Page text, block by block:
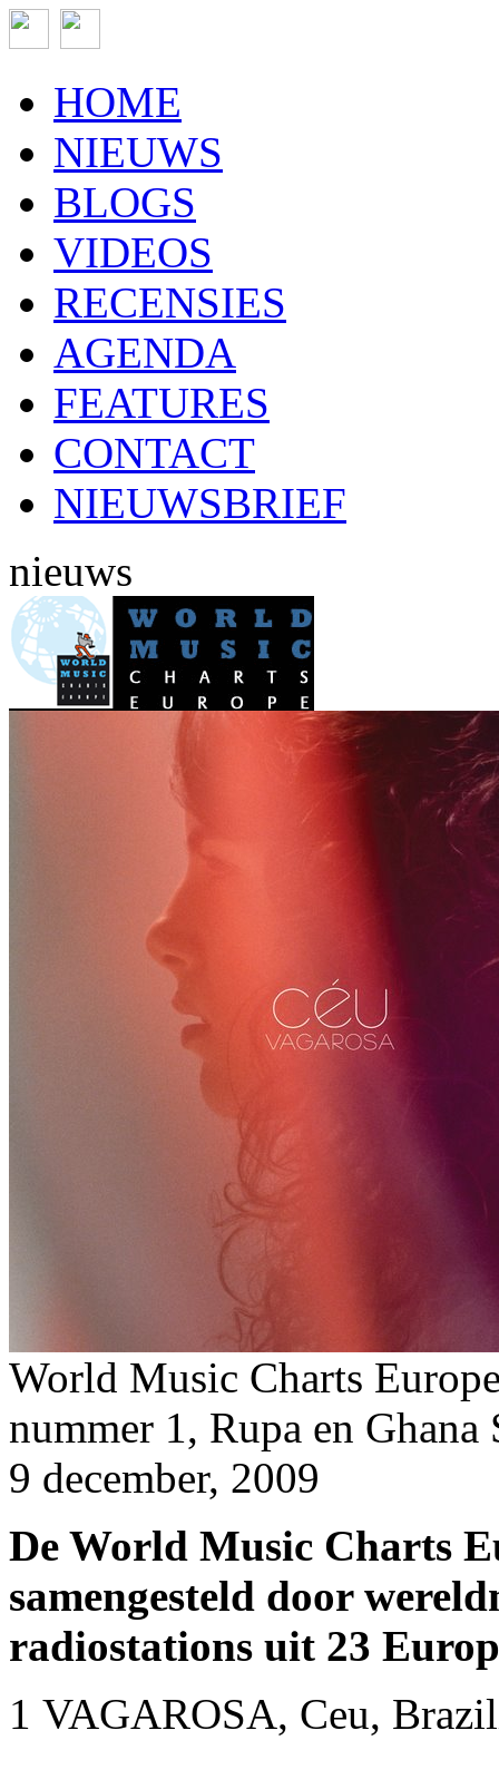
HOME
NIEUWS
BLOGS
VIDEOS
RECENSIES
AGENDA
FEATURES
CONTACT
NIEUWSBRIEF
nieuws
World Music Charts
nummer 1, Rupa en
9 december, 2009
De World Music Charts
samengesteld door
radiostations uit 23
1 VAGAROSA, Ceu,